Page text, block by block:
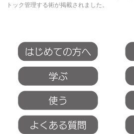
トック管理する術が掲載されました。